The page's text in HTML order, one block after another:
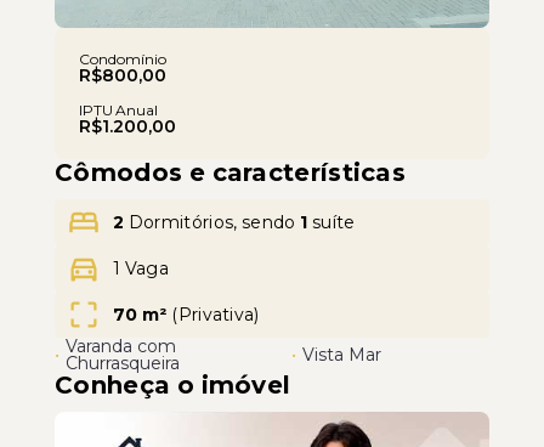
Condomínio
R$800,00
IPTU Anual
R$1.200,00
Cômodos e características
2 Dormitórios, sendo 1 suíte
1 Vaga
70 m² (Privativa)
• Varanda com
Churrasqueira • Vista Mar
Conheça o imóvel